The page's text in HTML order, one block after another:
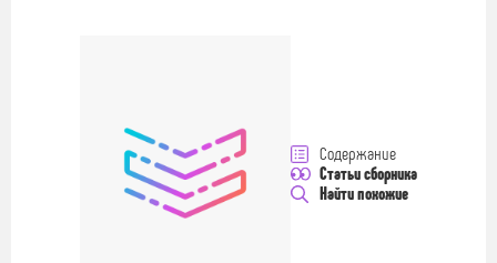
Содержание
Статьи сборника
Найти похожие